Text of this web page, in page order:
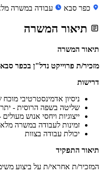
כפר סבא עבודה במשרה
תיאור המשרה
תיאור המשרה
מזכיר/ת פרוייקט נדל"ן בכפר סבא
דרישות
ניסיון אדמינסטרטיבי
שליטה בשפה הרוסית -
ייצוגיות ויחסי אנוש
זמינות לעבודה במשרה
יכולת עבודה בצוות
תיאור התפקיד
המזכיר/ת אחראי/ת על ביצוע